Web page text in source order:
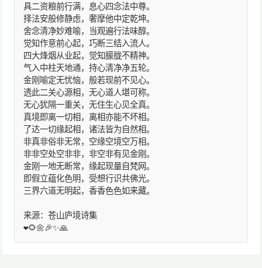
具二资粮前行满，息心四念法中尊。
择法安般修静虑，奢摩他中定乾坤。
舍念清净妙难喻，当观遍行法味醇。
觉知作意前心起，巧断三结入流人。
四大烽烟从业起，觉知朦胧不精神。
气入中柱天地通，持心清净净五轮。
金刚喻定无忧恼，般若现前不见心。
透此二关心源相，无心道人堪可称。
无心犹隔一重关，无住生心见全真。
真境即离一切相，离相亦能不坏相。
了达一切缘起相，诸法皆为自然相。
非真非俗非无常，空缘空境空万相。
非非空处空非非，非空非有见金刚。
金刚一地无断常，缘起现量自梵网。
即假立蕴化色明，受想行识共佛光。
三界六道无明起，香香色色如来藏。
来源：苍山庐境诗集
❤️🌻🌼🎉✨🙏